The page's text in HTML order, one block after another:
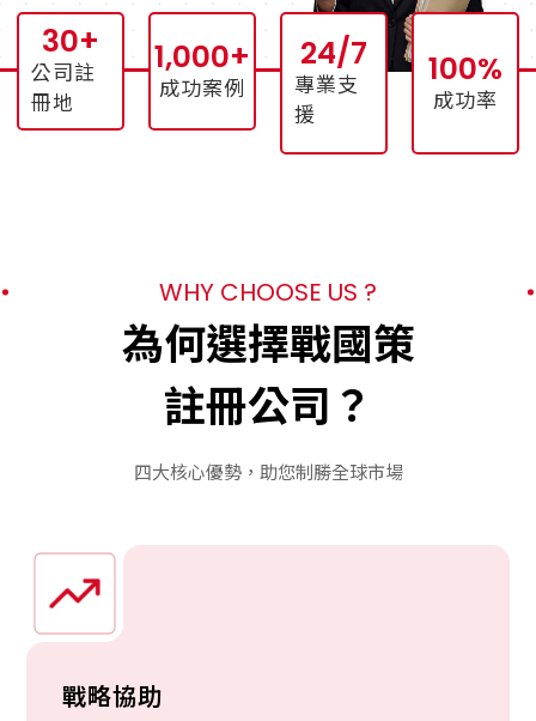
公司註
冊地
30+
成功案例
1,000+
專業支
援
24/7
成功率
100%
WHY CHOOSE US ?
為何選擇戰國策
註冊公司？
四大核心優勢，助您制勝全球市場
戰略協助